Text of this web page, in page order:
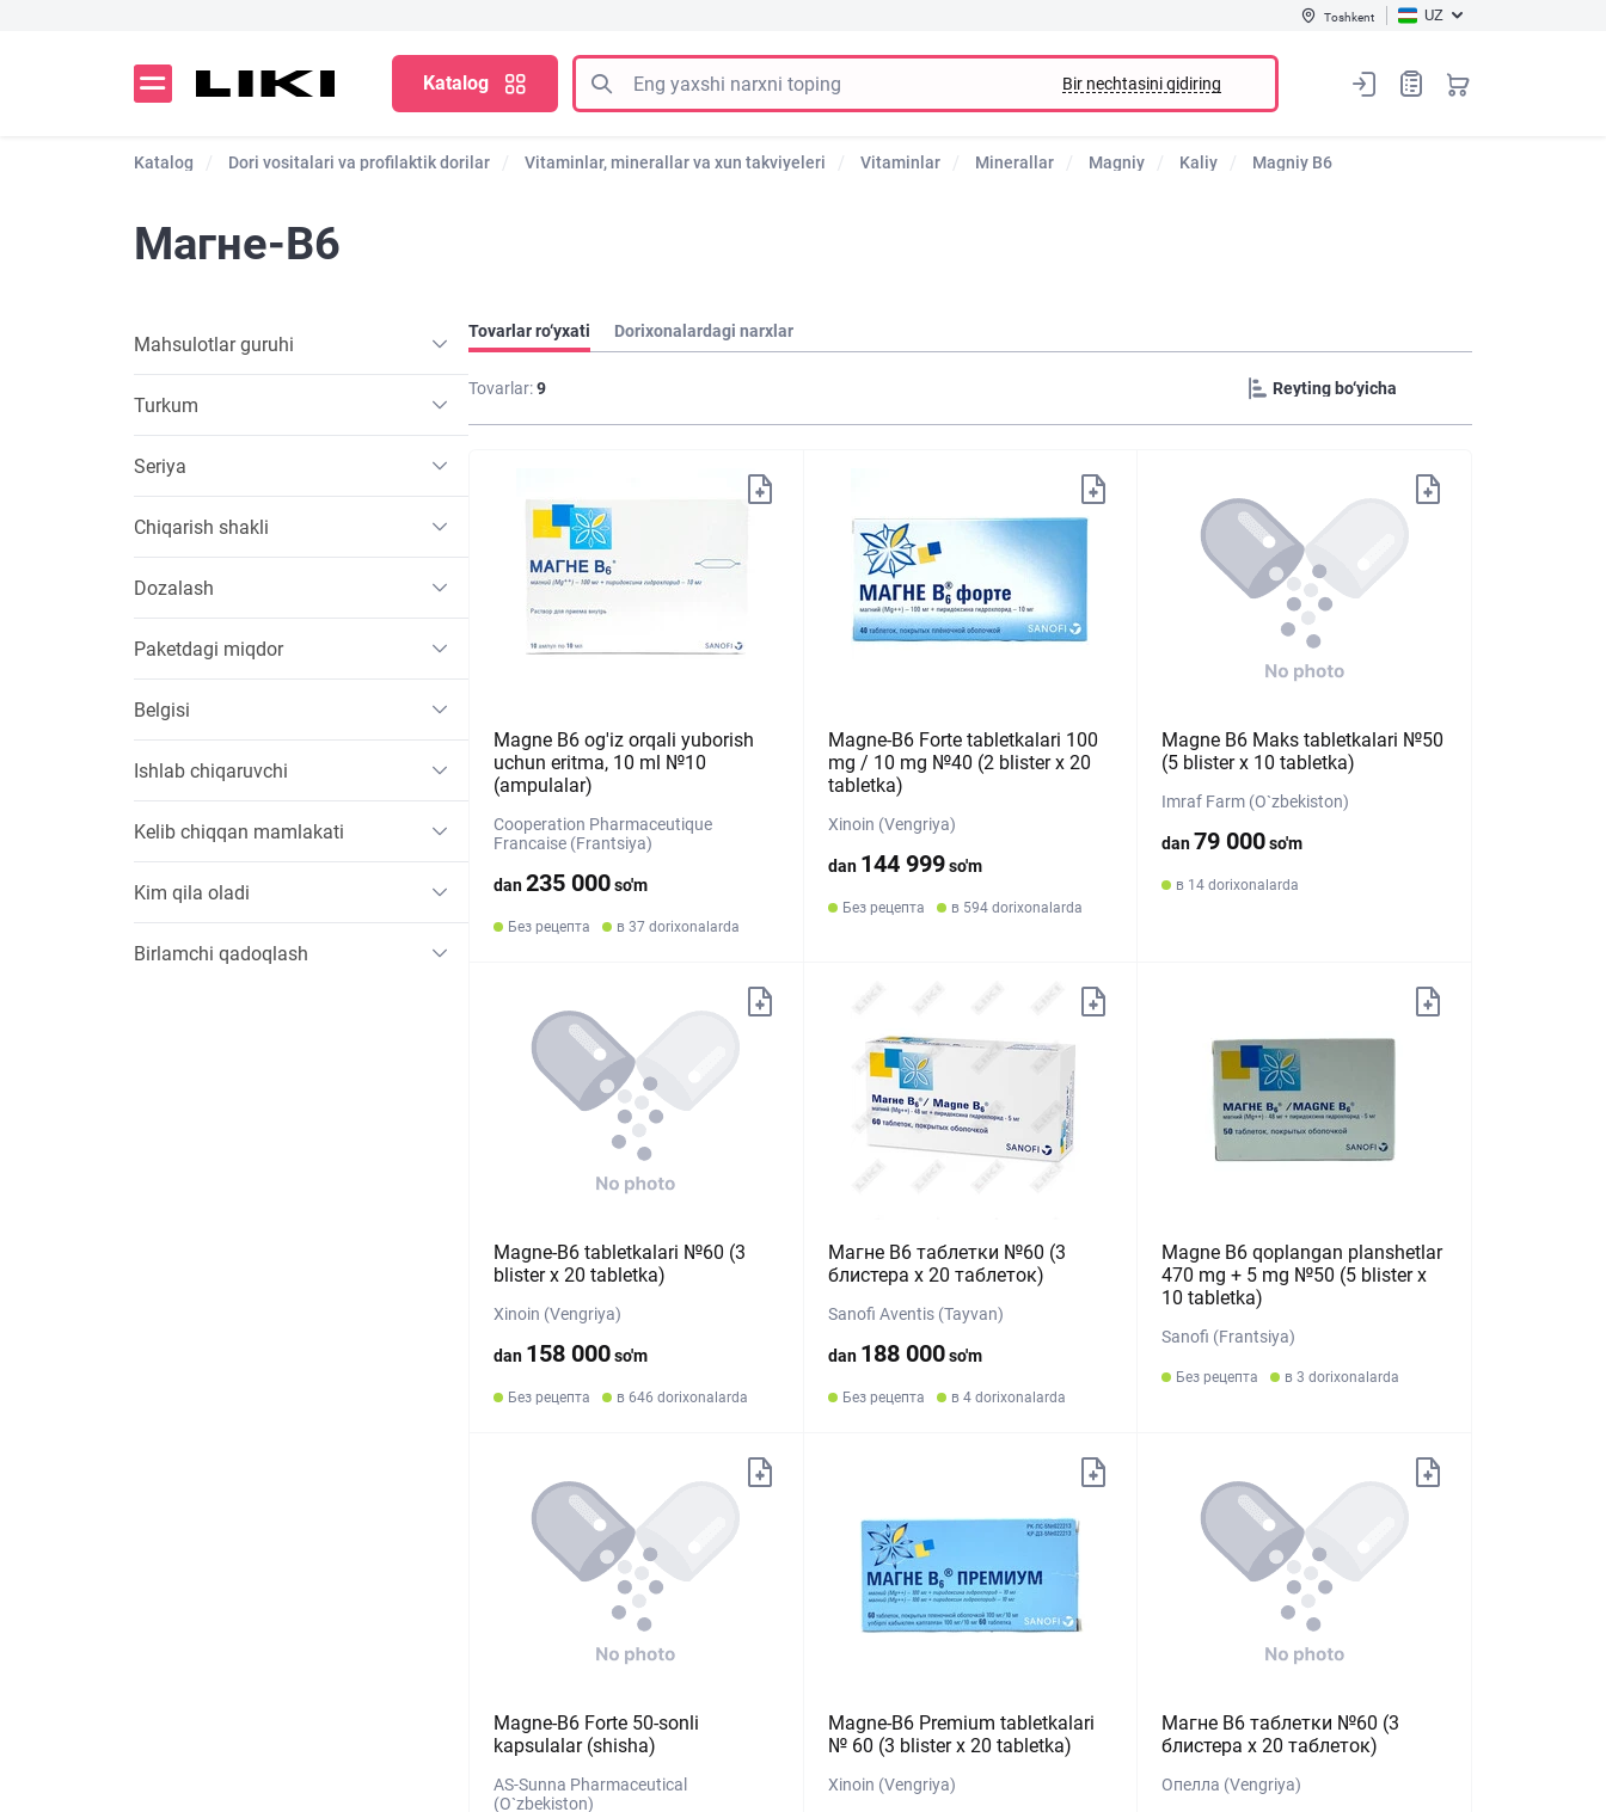
Toshkent UZ
Katalog Bir nechtasini qidiring
Katalog Dori vositalari va profilaktik dorilar Vitaminlar, minerallar va xun takviyeleri Vitaminlar Minerallar Magniy Kaliy Magniy B6
Магне-B6
Mahsulotlar guruhi
Turkum
Seriya
Chiqarish shakli
Dozalash
Paketdagi miqdor
Belgisi
Ishlab chiqaruvchi
Kelib chiqqan mamlakati
Kim qila oladi
Birlamchi qadoqlash
Tovarlar ro‘yxati Dorixonalardagi narxlar
Tovarlar:9
Magne B6 og'iz orqali yuborish
uchun eritma, 10 ml №10
(ampulalar)
Cooperation Pharmaceutique
Francaise (Frantsiya)
dan235 000so'm
Без рецепта в 37 dorixonalarda
Magne-B6 Forte tabletkalari 100
mg / 10 mg №40 (2 blister х 20
tabletka)
Xinoin (Vengriya)
dan 144 999so'm
Без рецепта в 594 dorixonalarda
Magne B6 Maks tabletkalari №50
(5 blister х 10 tabletka)
Imraf Farm (O`zbekiston)
dan 79 000so'm
в 14 dorixonalarda
Magne-B6 tabletkalari №60 (3
blister х 20 tabletka)
Xinoin (Vengriya)
dan 158 000so'm
Без рецепта в 646 dorixonalarda
Магне B6 таблетки №60 (3
блистера x 20 таблеток)
Sanofi Aventis (Tayvan)
dan 188 000so'm
Без рецепта в 4 dorixonalarda
Magne B6 qoplangan planshetlar
470 mg + 5 mg №50 (5 blister х
10 tabletka)
Sanofi (Frantsiya)
Без рецепта в 3 dorixonalarda
Magne-B6 Forte 50-sonli
kapsulalar (shisha)
AS-Sunna Pharmaceutical
(O`zbekiston)
Magne-B6 Premium tabletkalari
№ 60 (3 blister х 20 tabletka)
Xinoin (Vengriya)
Магне B6 таблетки №60 (3
блистера x 20 таблеток)
Опелла (Vengriya)